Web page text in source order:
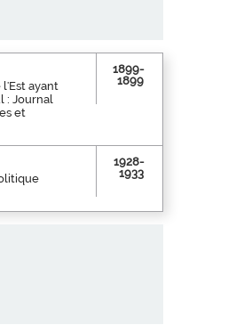
ayant
: Journal
et
1899-
1899
1928-
1933